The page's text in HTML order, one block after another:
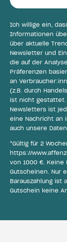
Ich willige ein,
Informationen
über aktuelle
Newsletter und
die auf der
Präferenzen
an
(z.B. durch
ist nicht gestattet.
Newsletters ist
eine Nachricht an
auch unsere
*Gültig für 2
https://
von 1000 €.
Gutscheinen. Nur
Barauszahlung ist
Gutschein keine